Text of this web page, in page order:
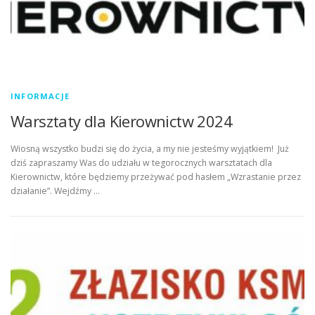
INFORMACJE
Warsztaty dla Kierownictw 2024
Wiosną wszystko budzi się do życia, a my nie jesteśmy wyjątkiem! Już
dziś zapraszamy Was do udziału w tegorocznych warsztatach dla
Kierownictw, które będziemy przeżywać pod hasłem „Wzrastanie przez
działanie”. Wejdźmy …